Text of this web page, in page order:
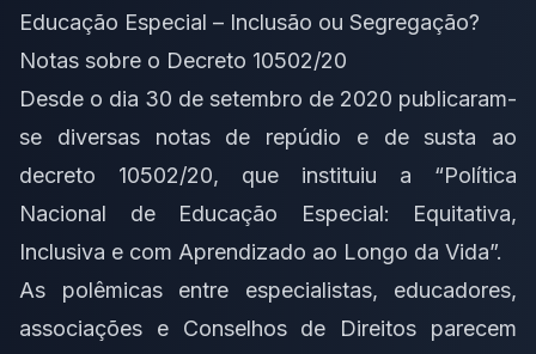
Educação Especial – Inclusão ou Segregação?
Notas sobre o Decreto 10502/20
Desde o dia 30 de setembro de 2020 publicaram-
se diversas notas de repúdio e de susta ao
decreto 10502/20, que instituiu a “Política
Nacional de Educação Especial: Equitativa,
Inclusiva e com Aprendizado ao Longo da Vida”.
As polêmicas entre especialistas, educadores,
associações e Conselhos de Direitos parecem